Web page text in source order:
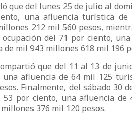
que del lunes 25 de julio al
una afluencia turística
212 mil 560 pesos,
del 71 por ciento,
de mil 943 millones 618 mil 196
que del 11 al 13 de
afluencia de 64 mil 125
Finalmente, del sábado 30
53 por ciento, una afluencia
376 mil 120 pesos.